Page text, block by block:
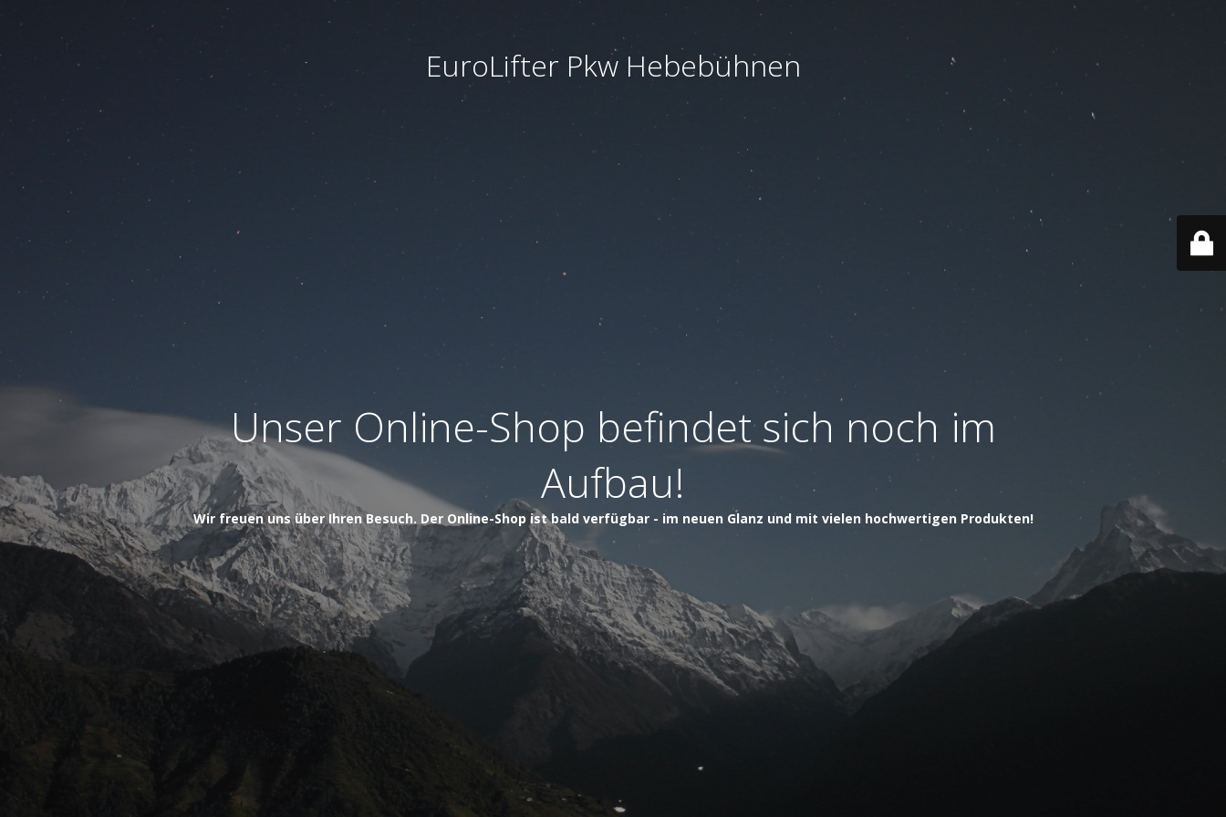
EuroLifter Pkw Hebebühnen
Unser Online-Shop befindet sich noch im
Aufbau!
Wir freuen uns über Ihren Besuch. Der Online-Shop ist bald verfügbar - im neuen Glanz und mit vielen hochwertigen Produkten!